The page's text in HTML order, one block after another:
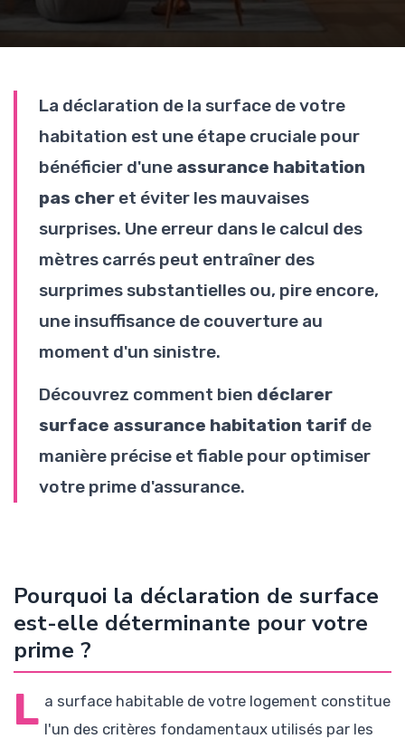
La déclaration de la surface de votre
habitation est une étape cruciale pour
bénéficier d'une assurance habitation
pas cher et éviter les mauvaises
surprises. Une erreur dans le calcul des
mètres carrés peut entraîner des
surprimes substantielles ou, pire encore,
une insuffisance de couverture au
moment d'un sinistre.
Découvrez comment bien déclarer
surface assurance habitation tarif de
manière précise et fiable pour optimiser
votre prime d'assurance.
Pourquoi la déclaration de surface
est-elle déterminante pour votre
prime ?
L a surface habitable de votre logement constitue
l'un des critères fondamentaux utilisés par les